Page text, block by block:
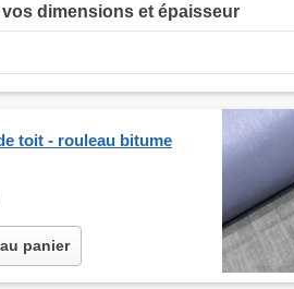
dimensions et épaisseur
toit - rouleau bitume
panier